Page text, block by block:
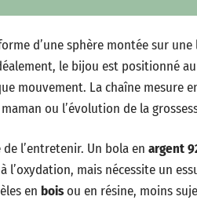
d’une sphère montée sur
le bijou est positionné
mouvement. La chaîne mesure
ou l’évolution de la
l’entretenir. Un bola en argent
l’oxydation, mais nécessite un
en boisou en résine, moins